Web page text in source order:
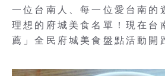
一位台南人、每一位愛台南的
理想的府城美食名單！現在台
薦」全民府城美食盤點活動開